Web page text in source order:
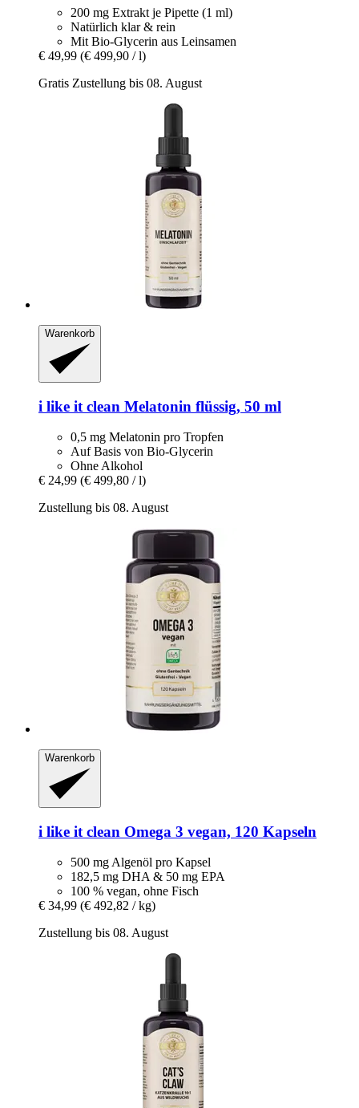
200 mg Extrakt je Pipette (1 ml)
Natürlich klar & rein
Mit Bio-Glycerin aus Leinsamen
€ 49,99 (€ 499,90 / l)
Gratis Zustellung bis 08. August
Warenkorb
i like it clean Melatonin flüssig, 50 ml
0,5 mg Melatonin pro Tropfen
Auf Basis von Bio-Glycerin
Ohne Alkohol
€ 24,99 (€ 499,80 / l)
Zustellung bis 08. August
Warenkorb
i like it clean Omega 3 vegan, 120 Kapseln
500 mg Algenöl pro Kapsel
182,5 mg DHA & 50 mg EPA
100 % vegan, ohne Fisch
€ 34,99 (€ 492,82 / kg)
Zustellung bis 08. August